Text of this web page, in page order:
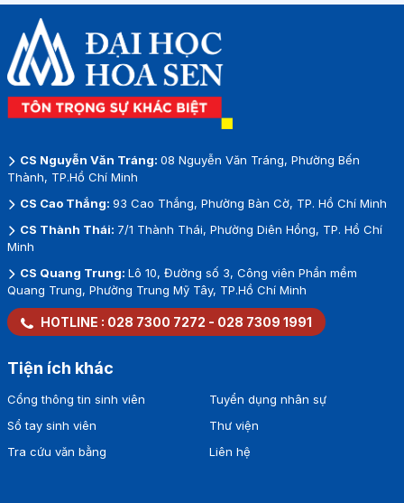
CS Nguyễn Văn Tráng: 08 Nguyễn Văn Tráng, Phường Bến
Thành, TP.Hồ Chí Minh
CS Cao Thắng: 93 Cao Thắng, Phường Bàn Cờ, TP. Hồ Chí Minh
CS Thành Thái: 7/1 Thành Thái, Phường Diên Hồng, TP. Hồ Chí
Minh
CS Quang Trung: Lô 10, Đường số 3, Công viên Phần mềm
Quang Trung, Phường Trung Mỹ Tây, TP.Hồ Chí Minh
HOTLINE : 028 7300 7272 - 028 7309 1991
Tiện ích khác
Cổng thông tin sinh viên
Sổ tay sinh viên
Tra cứu văn bằng
Tuyển dụng nhân sự
Thư viện
Liên hệ